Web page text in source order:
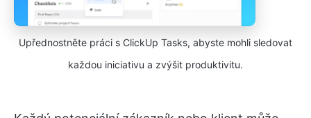
Upřednostněte práci s ClickUp Tasks, abyste mohli sledovat
každou iniciativu a zvýšit produktivitu.